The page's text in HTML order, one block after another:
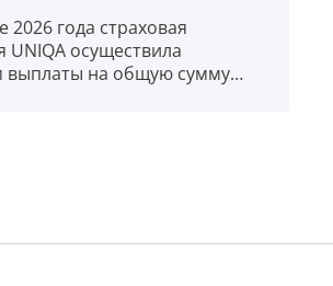
2026 года страховая
UNIQA осуществила
выплаты на общую сумму